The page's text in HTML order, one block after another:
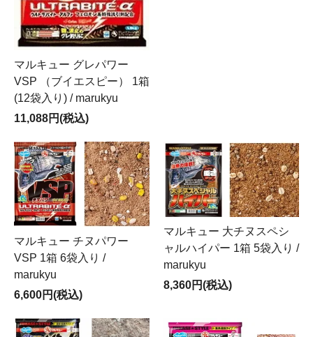
マルキュー グレパワー
VSP （ブイエスピー） 1箱
(12袋入り) / marukyu
11,088円(税込)
マルキュー チヌパワー
VSP 1箱 6袋入り /
marukyu
6,600円(税込)
マルキュー 大チヌスペシ
ャルハイパー 1箱 5袋入り /
marukyu
8,360円(税込)